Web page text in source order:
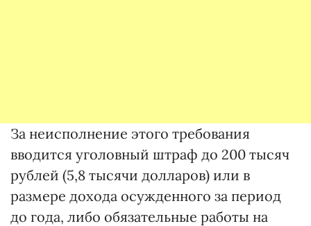
За неисполнение этого требования
вводится уголовный штраф до 200 тысяч
рублей (5,8 тысячи долларов) или в
размере дохода осужденного за период
до года, либо обязательные работы на